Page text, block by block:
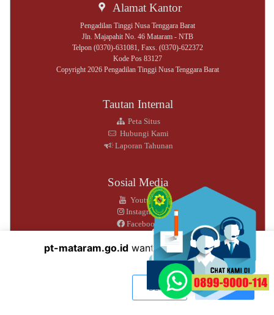
Alamat Kantor
Pengadilan Tinggi Nusa Tenggara Barat
Jln. Majapahit No. 46 Mataram - NTB
Telpon (0370)-631081, Faxs. (0370)-622372
Kode Pos 83127
Copyright 2026 Pengadilan Tinggi Nusa Tenggara Barat
Tautan Internal
Peta Situs
Hubungi Kami
Laporan Tahunan
Sosial Media
Youtube
Instagram
Facebook
pt-mataram.go.idwants to play speech
DENY ALLOW